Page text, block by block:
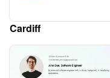
Cardiff